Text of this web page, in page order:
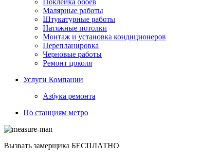
Малярные работы
Штукатурные работы
Натяжные потолки
Монтаж и установка кондиционеров
Перепланировка
Черновые работы
Ремонт цоколя
Услуги Компании
Азбука ремонта
По станциям метро
Вызвать замерщика БЕСПЛАТНО